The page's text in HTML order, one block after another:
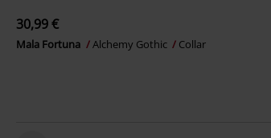
30,99 €
Mala Fortuna Alchemy Gothic Collar